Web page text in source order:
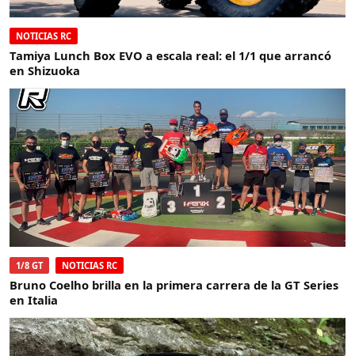
NOTICIAS RC
Tamiya Lunch Box EVO a escala real: el 1/1 que arrancó
en Shizuoka
1/8 GT NOTICIAS RC
Bruno Coelho brilla en la primera carrera de la GT Series
en Italia